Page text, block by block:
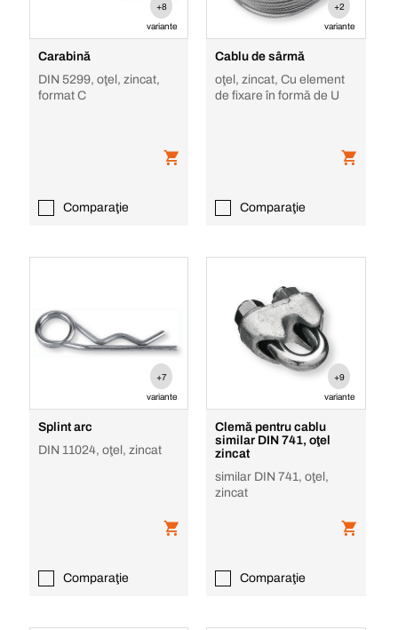
+8
variante
Carabină
DIN 5299, oţel, zincat,
format C
Comparaţie
+2
variante
Cablu de sârmă
oţel, zincat, Cu element
de fixare în formă de U
Comparaţie
+7
variante
Splint arc
DIN 11024, oţel, zincat
Comparaţie
+9
variante
Clemă pentru cablu
similar DIN 741, oţel
zincat
similar DIN 741, oţel,
zincat
Comparaţie